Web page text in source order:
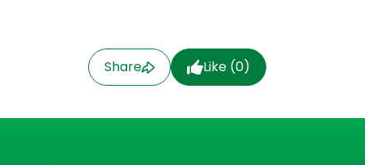
Share Like (0)